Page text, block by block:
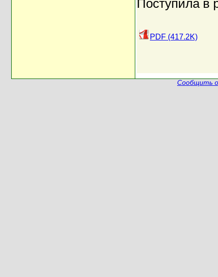
Поступила в
PDF (417.2K)
Сообщить о